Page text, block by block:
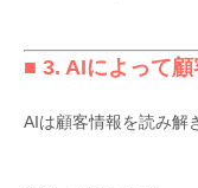
■ 3. AIによって
AIは顧客情報を読み解